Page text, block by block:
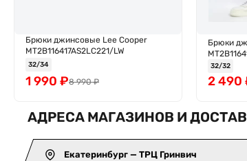
Брюки джинсовые Lee Cooper
MT2B116417AS2LC221/LW
32/34
8 990₽
1 990 ₽
Брюки
32/32
2 490
АДРЕСА МАГАЗИНОВ И
Екатеринбург — ТРЦ Гринвич